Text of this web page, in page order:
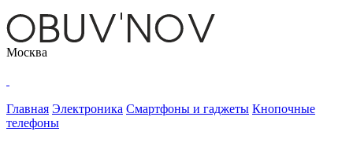
Москва
Главная Электроника Смартфоны и гаджеты Кнопочные
телефоны